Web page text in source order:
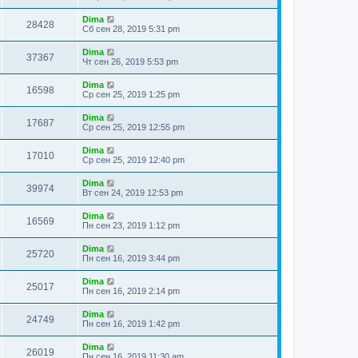
28428
Dima
Сб сен 28, 2019 5:31 pm
37367
Dima
Чт сен 26, 2019 5:53 pm
16598
Dima
Ср сен 25, 2019 1:25 pm
17687
Dima
Ср сен 25, 2019 12:55 pm
17010
Dima
Ср сен 25, 2019 12:40 pm
39974
Dima
Вт сен 24, 2019 12:53 pm
16569
Dima
Пн сен 23, 2019 1:12 pm
25720
Dima
Пн сен 16, 2019 3:44 pm
25017
Dima
Пн сен 16, 2019 2:14 pm
24749
Dima
Пн сен 16, 2019 1:42 pm
26019
Dima
Пн сен 16, 2019 11:30 am